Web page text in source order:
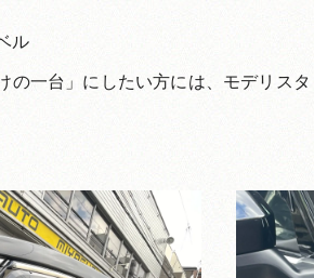
ル
の一台」にしたい方には、モデリス